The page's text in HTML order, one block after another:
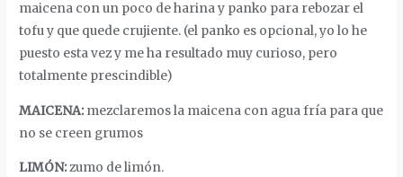
maicena con un poco de harina y panko para rebozar el
tofu y que quede crujiente. (el panko es opcional, yo lo he
puesto esta vez y me ha resultado muy curioso, pero
totalmente prescindible)
MAICENA: mezclaremos la maicena con agua fría para que
no se creen grumos
LIMÓN:zumo de limón.